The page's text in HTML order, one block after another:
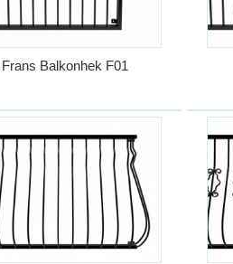
Frans Balkonhek F01